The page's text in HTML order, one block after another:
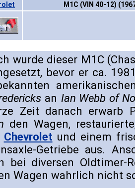
M1C (VIN 40-12)
wurde dieser M1C
bevor er ca.
an Ian Webb of
Zeit danach erwarb
den Wagen,
Chevrolet und einem
Getriebe aus.
bei diversen Oldtimer-
Wagen wahrlich nicht